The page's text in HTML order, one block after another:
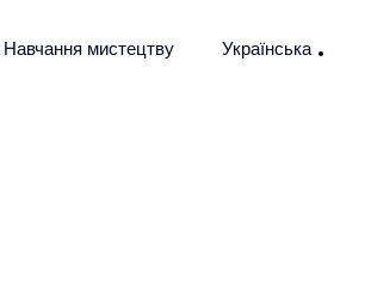
Навчання мистецтву Українська